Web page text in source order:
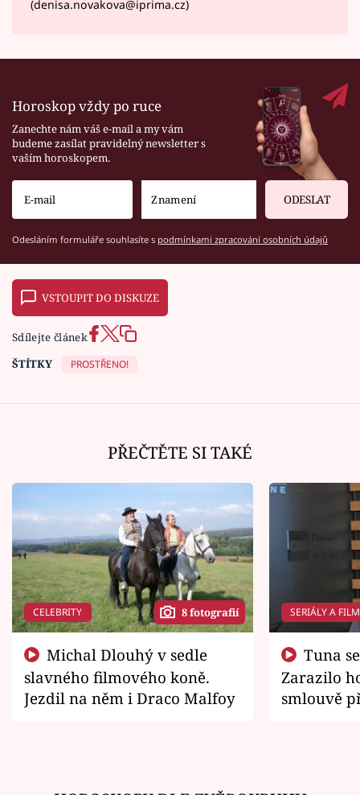
(denisa.novakova@iprima.cz)
Horoskop vždy po ruce
Zanechte nám váš e-mail a my vám
budeme zasílat pravidelný newsletter s
vaším horoskopem.
ODESLAT
Odesláním formuláře souhlasíte s podmínkami zpracování osobních údajů
VSTOUPIT DO DISKUZE
Sdílejte článek
ŠTÍTKY
PROSTŘENO!
PŘEČTĚTE SI TAKÉ
CELEBRITY 8 fotografií
slavného filmového koně.
Jezdil na něm i Draco Malfoy
SERIÁLY A
Zarazilo
smlouvě